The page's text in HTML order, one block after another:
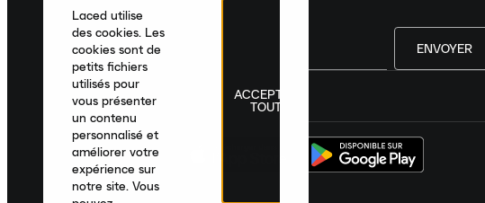
ENVOYER
France|Français
Laced utilise
des cookies. Les
cookies sont de
petits fichiers
utilisés pour
vous présenter
un contenu
personnalisé et
améliorer votre
expérience sur
notre site. Vous
ACCEPTER
TOUT